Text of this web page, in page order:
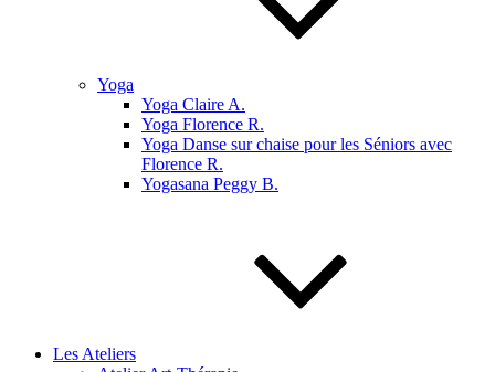
Yoga
Yoga Claire A.
Yoga Florence R.
Yoga Danse sur chaise pour les Séniors avec
Florence R.
Yogasana Peggy B.
Les Ateliers